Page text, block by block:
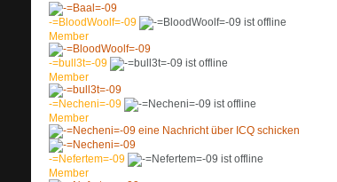
-=BloodWoolf=-09
Member
-=bull3t=-09
Member
-=Necheni=-09
Member
-=Nefertem=-09
Member